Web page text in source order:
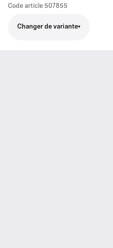
Code article 507855
Changer de variante